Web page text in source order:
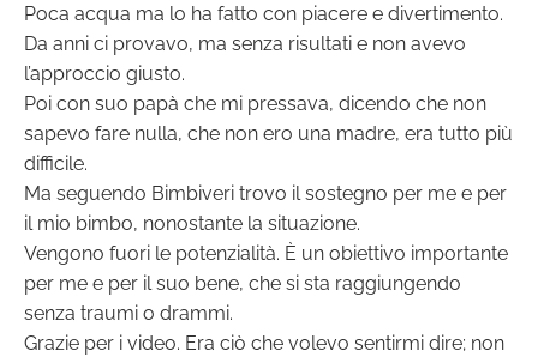
Poca acqua ma lo ha fatto con piacere e divertimento.
Da anni ci provavo, ma senza risultati e non avevo
l’approccio giusto.
Poi con suo papà che mi pressava, dicendo che non
sapevo fare nulla, che non ero una madre, era tutto più
difficile.
Ma seguendo Bimbiveri trovo il sostegno per me e per
il mio bimbo, nonostante la situazione.
Vengono fuori le potenzialità. È un obiettivo importante
per me e per il suo bene, che si sta raggiungendo
senza traumi o drammi.
Grazie per i video. Era ciò che volevo sentirmi dire; non